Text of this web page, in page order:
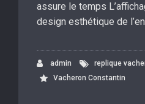
assure le temps
design esthétique de
admin
replique
Vacheron Constantin